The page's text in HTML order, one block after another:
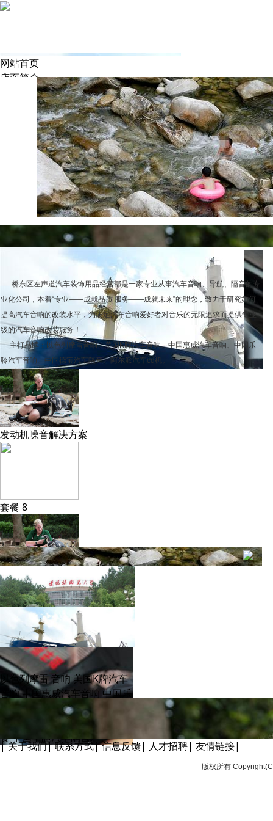
网站首页
店面简介
产品中心
新闻动态
施工实例
人才招聘
联系我们
桥东区左声道汽车装饰用品经营部是一家专业从事汽车音响、导航、隔音的专
业化公司，本着“专业——成就品质 服务——成就未来”的理念，致力于研究如何
提高汽车音响的改装水平，为满足汽车音响爱好者对音乐的无限追求而提供专业
级的汽车音响改装服务！
主打品牌：以色列摩雷音响、美国K牌汽车音响、中国惠威汽车音响、中国乐
聆汽车音响、中国德宝汽车隔音、阿尔派汽车cd机。
发动机噪音解决方案
套餐 8
套餐 7
套餐 6
以色列摩雷 音响美国K牌汽车
音响中国惠威汽车音响 中国乐
中国德宝汽车隔音
阿尔派汽车CD机
左声道优惠套
餐中国平静汽车隔音
|关于我们|联系方式|信息反馈| 人才招聘| 友情链接|
版权所有